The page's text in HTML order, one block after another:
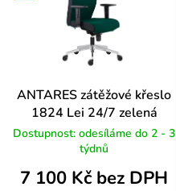
ANTARES zátěžové křeslo
1824 Lei 24/7 zelená
Dostupnost: odesíláme do 2 - 3
týdnů
7 100 Kč bez DPH